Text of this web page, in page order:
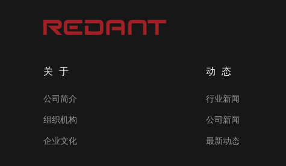
关于
公司简介
组织机构
企业文化
动态
行业新闻
公司新闻
最新动态